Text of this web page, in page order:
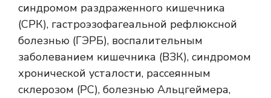
синдромом раздраженного кишечника
(СРК), гастроэзофагеальной рефлюксной
болезнью (ГЭРБ), воспалительным
заболеванием кишечника (ВЗК), синдромом
хронической усталости, рассеянным
склерозом (РС), болезнью Альцгеймера,